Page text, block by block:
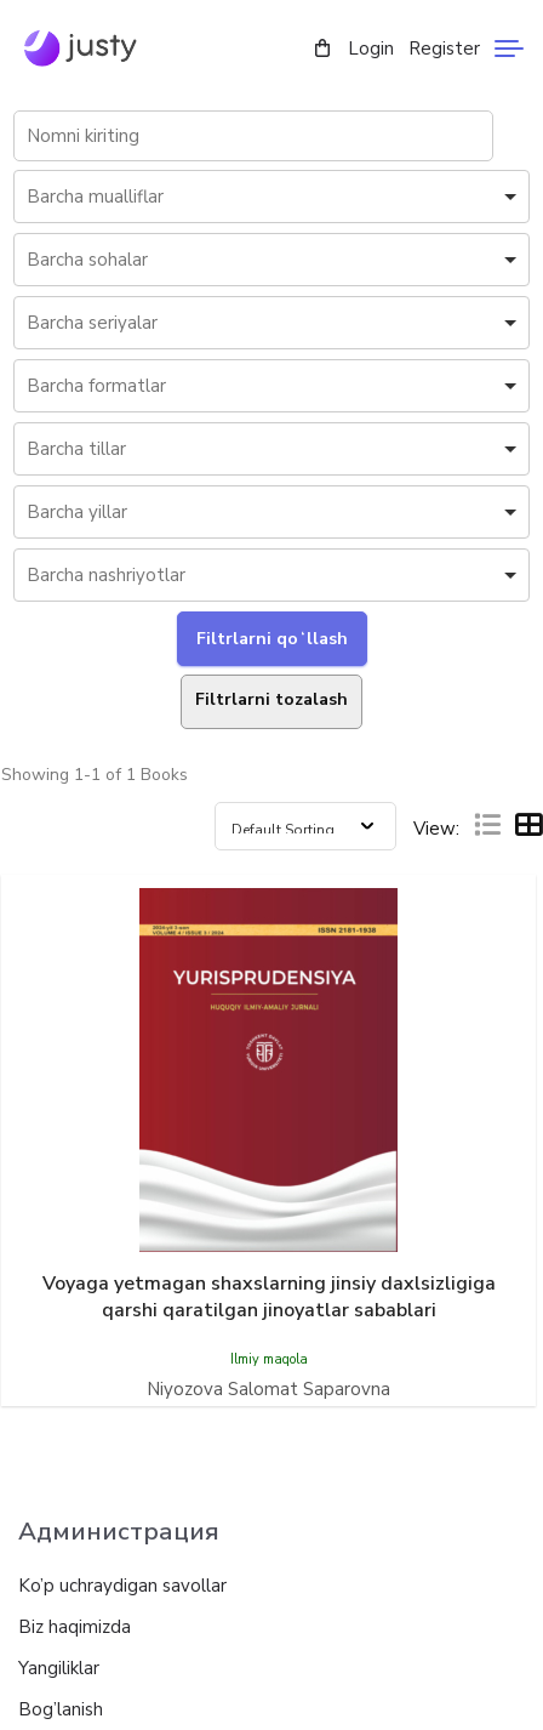
Login Register
Filtrlarni tozalash
Showing 1-1 of 1 Books
View:
Voyaga yetmagan shaxslarning jinsiy daxlsizligiga
qarshi qaratilgan jinoyatlar sabablari
Ilmiy maqola
Niyozova Salomat Saparovna
Администрация
Ko’p uchraydigan savollar
Biz haqimizda
Yangiliklar
Bog’lanish